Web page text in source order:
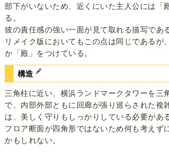
部下がいないため、近くにいた主人公には「
る。
彼の責任感の強い一面が見て取れる描写であ
リメイク版においてもこの点は同じであるが
か「殿」をつけている。
構造
三角柱に近い、横浜ランドマークタワーを三
で、内部外部ともに回廊が張り巡らされた複
は、美しく守りもしっかりしている必要があ
フロア断面が四角形ではないため何も考えず
かもしれない。